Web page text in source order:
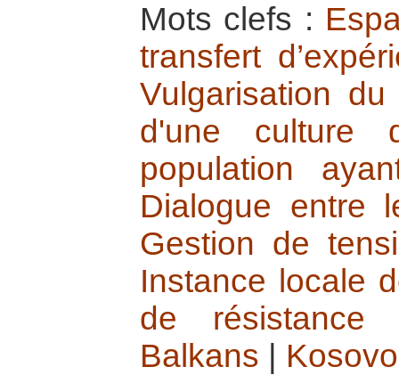
Mots clefs :
transfert
Vulgarisation du
d'une culture
population
Dialogue entre
Gestion de
Instance locale
de résistance
Balkans
Kosovo